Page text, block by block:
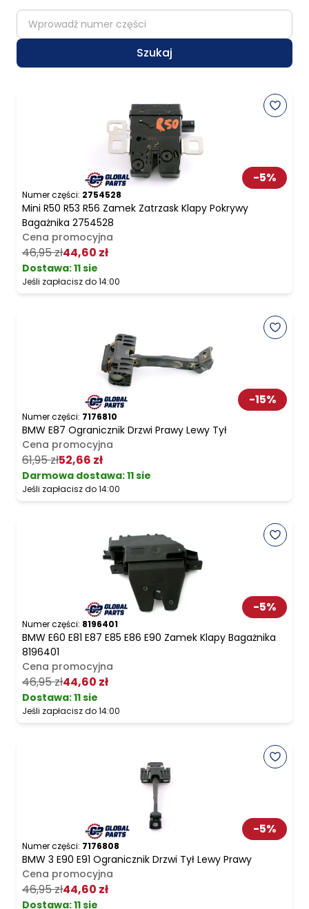
partNumber
Szukaj
-5%
Numer części: 2754528
Mini R50 R53 R56 Zamek Zatrzask Klapy Pokrywy
Bagażnika 2754528
Cena promocyjna
46,95 zł44,60 zł
Dostawa:11 sie
Jeśli zapłacisz do 14:00
-15%
Numer części: 7176810
BMW E87 Ogranicznik Drzwi Prawy Lewy Tył
Cena promocyjna
61,95 zł52,66 zł
Darmowa dostawa:11 sie
Jeśli zapłacisz do 14:00
-5%
Numer części: 8196401
BMW E60 E81 E87 E85 E86 E90 Zamek Klapy Bagażnika
8196401
Cena promocyjna
46,95 zł44,60 zł
Dostawa:11 sie
Jeśli zapłacisz do 14:00
-5%
Numer części: 7176808
BMW 3 E90 E91 Ogranicznik Drzwi Tył Lewy Prawy
Cena promocyjna
46,95 zł44,60 zł
Dostawa:11 sie